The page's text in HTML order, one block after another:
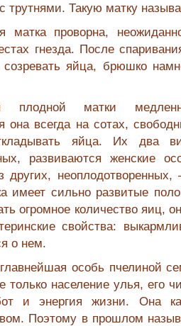
трутнями. Такую матку
матка проворна,
гнезда. После
яйца, брюшко
плодной матки
она всегда на сотах,
яйца. Их два
развиваются женские
других,
имеет сильно развитые
огромное количество яиц,
свойства:
о нем.
особь пчелиной
только население улья, его
и энергия жизни. Она
Поэтому в прошлом